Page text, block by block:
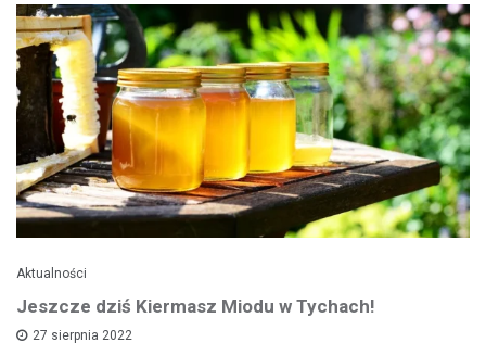
Aktualności
Jeszcze dziś Kiermasz Miodu w Tychach!
27 sierpnia 2022